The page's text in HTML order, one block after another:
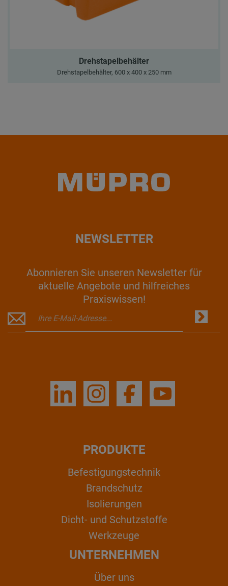
Drehstapelbehälter
Drehstapelbehälter, 600 x 400 x 250 mm
NEWSLETTER
Abonnieren Sie unseren Newsletter für
aktuelle Angebote und hilfreiches
Praxiswissen!
PRODUKTE
Befestigungstechnik
Brandschutz
Isolierungen
Dicht- und Schutzstoffe
Werkzeuge
UNTERNEHMEN
Über uns